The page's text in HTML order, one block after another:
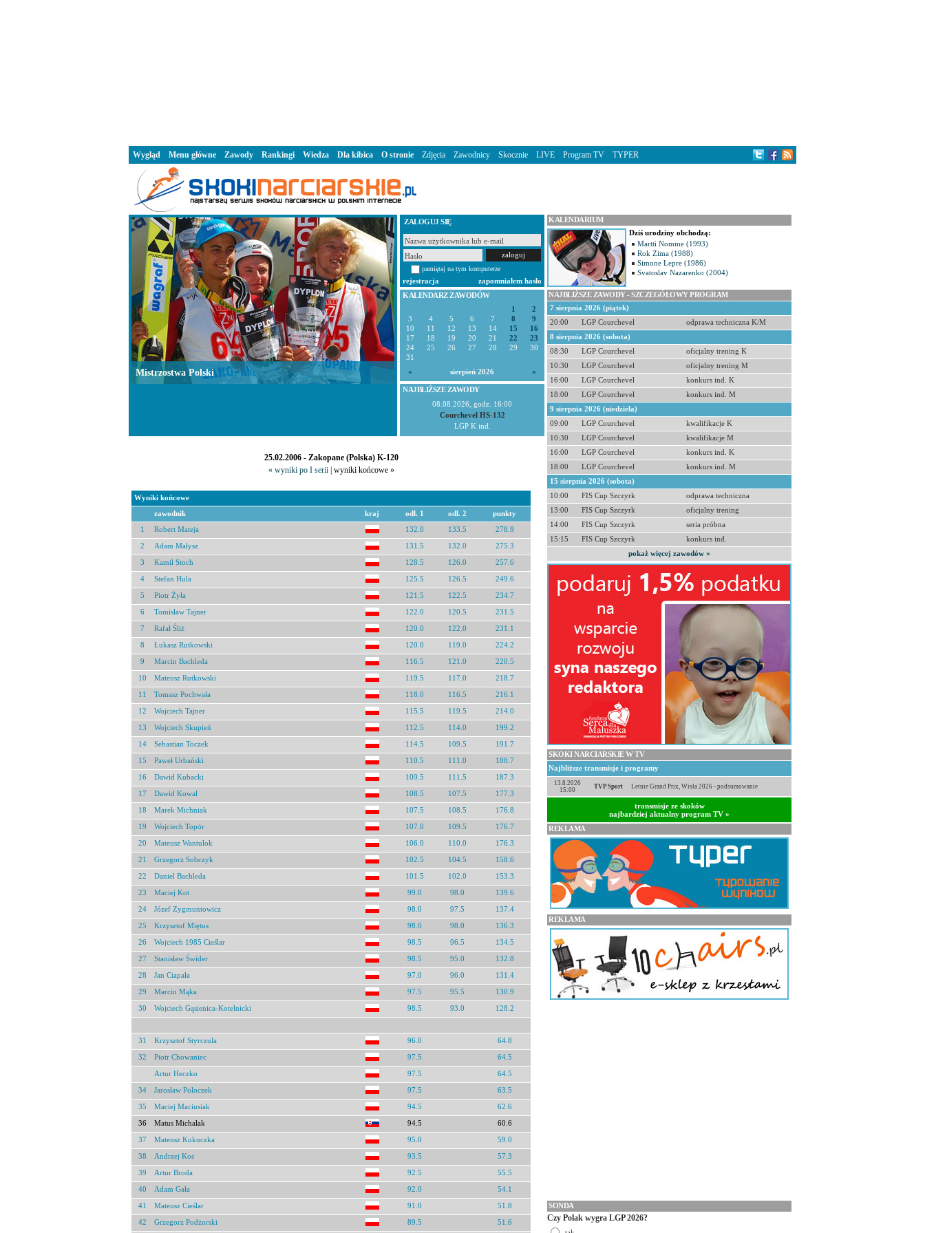
ZALOGUJ SIĘ
pamiętaj na tym komputerze
rejestracja
zapomniałem hasło
KALENDARZ ZAWODÓW
1
2
3
4 5 6 7 8
9
10
11 12 13 14 15
16
17
18 19 20 21 22
23
24
25 26 27 28 29
30
31
«
sierpień 2026 »
NAJBLIŻSZE ZAWODY
08.08.2026, godz. 16:00
Courchevel HS-132
LGP K ind.
25.02.2006 - Zakopane (Polska) K-120
« wyniki po I serii| wyniki końcowe »
Wyniki końcowe
zawodnik kraj odl. 1 odl. 2 punkty
1 Robert Mateja 132.0 133.5 278.9
2 Adam Małysz 131.5 132.0 275.3
3 Kamil Stoch 128.5 126.0 257.6
4 Stefan Hula 125.5 126.5 249.6
5 Piotr Żyła 121.5 122.5 234.7
6 Tomisław Tajner 122.0 120.5 231.5
7 Rafał Śliż 120.0 122.0 231.1
8 Łukasz Rutkowski 120.0 119.0 224.2
9 Marcin Bachleda 116.5 121.0 220.5
10 Mateusz Rutkowski 119.5 117.0 218.7
11 Tomasz Pochwała 118.0 116.5 216.1
12 Wojciech Tajner 115.5 119.5 214.0
13 Wojciech Skupień 112.5 114.0 199.2
14 Sebastian Toczek 114.5 109.5 191.7
15 Paweł Urbański 110.5 111.0 188.7
16 Dawid Kubacki 109.5 111.5 187.3
17 Dawid Kowal 108.5 107.5 177.3
18 Marek Michniak 107.5 108.5 176.8
19 Wojciech Topór 107.0 109.5 176.7
20 Mateusz Wantulok 106.0 110.0 176.3
21 Grzegorz Sobczyk 102.5 104.5 158.6
22 Daniel Bachleda 101.5 102.0 153.3
23 Maciej Kot 99.0 98.0 139.6
24 Józef Zygmuntowicz 98.0 97.5 137.4
25 Krzysztof Miętus 98.0 98.0 136.3
26 Wojciech 1985 Cieślar 98.5 96.5 134.5
27 Stanisław Świder 98.5 95.0 132.8
28 Jan Ciapała 97.0 96.0 131.4
29 Marcin Mąka 97.5 95.5 130.9
30 Wojciech Gąsienica-Kotelnicki 98.5 93.0 128.2
31 Krzysztof Styrczula 96.0 64.8
32 Piotr Chowaniec 97.5 64.5
Artur Heczko 97.5 64.5
34 Jarosław Poloczek 97.5 63.5
35 Maciej Maciusiak 94.5 62.6
36 Matus Michalak 94.5 60.6
37 Mateusz Kukuczka 95.0 59.0
38 Andrzej Kos 93.5 57.3
39 Artur Broda 92.5 55.5
40 Adam Gała 92.0 54.1
41 Mateusz Cieślar 91.0 51.8
42 Grzegorz Podżorski 89.5 51.6
Mistrzostwa Polski
KALENDARIUM
Dziś urodziny obchodzą:
Martti Nomme (1993)
Rok Zima (1988)
Simone Lepre (1986)
Svatoslav Nazarenko (2004)
NAJBLIŻSZE ZAWODY - SZCZEGÓŁOWY PROGRAM
7 sierpnia 2026 (piątek)
20:00
LGP Courchevel
odprawa techniczna K/M
8 sierpnia 2026 (sobota)
08:30
LGP Courchevel
oficjalny trening K
10:30
LGP Courchevel
oficjalny trening M
16:00
LGP Courchevel
konkurs ind. K
18:00
LGP Courchevel
konkurs ind. M
9 sierpnia 2026 (niedziela)
09:00
LGP Courchevel
kwalifikacje K
10:30
LGP Courchevel
kwalifikacje M
16:00
LGP Courchevel
konkurs ind. K
18:00
LGP Courchevel
konkurs ind. M
15 sierpnia 2026 (sobota)
10:00
FIS Cup Szczyrk
odprawa techniczna
13:00
FIS Cup Szczyrk
oficjalny trening
14:00
FIS Cup Szczyrk
seria próbna
15:15
FIS Cup Szczyrk
konkurs ind.
pokaż więcej zawodów »
SKOKI NARCIARSKIE W TV
Najbliższe transmisje i programy
13.8.2026
15:00
TVP Sport Letnie Grand Prix, Wisła 2026 - podsumowanie
transmisje ze skoków
najbardziej aktualny program TV »
REKLAMA
REKLAMA
SONDA
Czy Polak wygra LGP 2026?
Wygląd Menu główne Zawody Rankingi Wiedza Dla kibica O stronie Zdjęcia Zawodnicy Skocznie LIVE Program TV TYPER